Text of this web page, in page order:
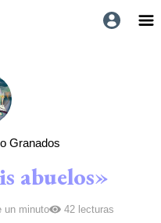
Granados
abuelos»
un minuto 42 lecturas